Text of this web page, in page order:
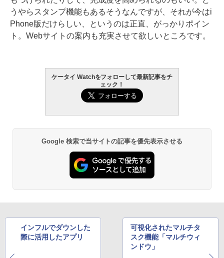
うやらスタンプ機能もあるそうなんですが、それが今はi
Phone版だけらしい、というのは正直、がっかりポイン
ト。Webサイトの案内も充実させて欲しいところです。
ケータイ Watchをフォローして最新記事をチ
ェック！
Google 検索で当サイトの記事を優先表示させる
インフルでダウンした
際に活用したアプリ
可視化されたマルチタ
スク機能「マルチウィ
ンドウ」